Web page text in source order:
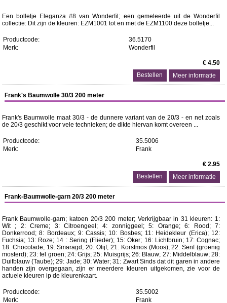
Een bolletje Eleganza #8 van Wonderfil; een gemeleerde uit de Wonderfil
collectie: Dit zijn de kleuren: EZM1001 tot en met de EZM1100 deze bolletje...
Productcode:
36.5170
Merk:
Wonderfil
€ 4.50
Meer informatie
Frank's Baumwolle 30/3 200 meter
Frank's Baumwolle maat 30/3 - de dunnere variant van de 20/3 - en net zoals
de 20/3 geschikt voor vele technieken; de dikte hiervan komt overeen ...
Productcode:
35.5006
Merk:
Frank
€ 2.95
Meer informatie
Frank-Baumwolle-garn 20/3 200 meter
Frank Baumwolle-garn; katoen 20/3 200 meter; Verkrijgbaar in 31 kleuren: 1:
Wit ; 2: Creme; 3: Citroengeel; 4: zonniggeel; 5: Orange; 6: Rood; 7:
Donkerrood; 8: Bordeaux; 9: Cassis; 10: Bosbes; 11: Heidekleur (Erica); 12:
Fuchsia; 13: Roze; 14 : Sering (Flieder); 15: Oker; 16: Lichtbruin; 17: Cognac;
18: Chocolade; 19: Smaragd; 20: Olijf; 21: Korstmos (Moos); 22: Senf (groenig
mosterd); 23: fel groen; 24: Grijs; 25: Muisgrijs; 26: Blauw; 27: Middelblauw; 28:
Duifblauw (Taube); 29: Jade; 30: Water; 31: Zwart Sinds dat dit garen in andere
handen zijn overgegaan, zijn er meerdere kleuren uitgekomen, zie voor de
actuele kleuren ip de kleurenkaart.
Productcode:
35.5002
Merk:
Frank